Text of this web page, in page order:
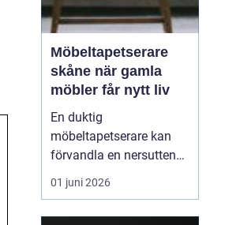
Möbeltapetserare
skåne när gamla
möbler får nytt liv
En duktig
möbeltapetserare kan
förvandla en nersutten
fåtölj eller en fläckig
soffa till en favoritmöbel
01 juni 2026